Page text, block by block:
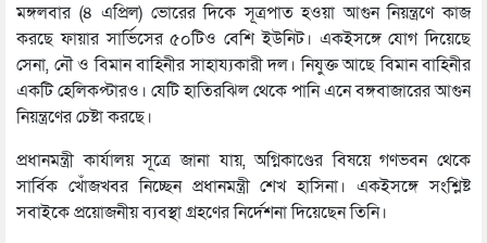
মঙ্গলবার (৪ এপ্রিল) ভোরের দিকে সূত্রপাত হওয়া আগুন নিয়ন্ত্রণে কাজ
করছে ফায়ার সার্ভিসের ৫০টিও বেশি ইউনিট। একইসঙ্গে যোগ দিয়েছে
সেনা, নৌ ও বিমান বাহিনীর সাহায্যকারী দল। নিযুক্ত আছে বিমান বাহিনীর
একটি হেলিকপ্টারও। যেটি হাতিরঝিল থেকে পানি এনে বঙ্গবাজারের আগুন
নিয়ন্ত্রণের চেষ্টা করছে।
প্রধানমন্ত্রী কার্যালয় সূত্রে জানা যায়, অগ্নিকাণ্ডের বিষয়ে গণভবন থেকে
সার্বিক খোঁজখবর নিচ্ছেন প্রধানমন্ত্রী শেখ হাসিনা। একইসঙ্গে সংশ্লিষ্ট
সবাইকে প্রয়োজনীয় ব্যবস্থা গ্রহণের নির্দেশনা দিয়েছেন তিনি।